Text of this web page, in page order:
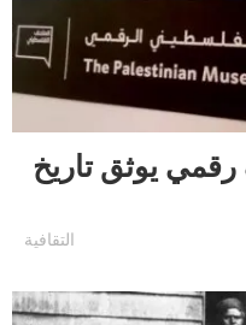
رقمي يوثق تاريخ
التقافية